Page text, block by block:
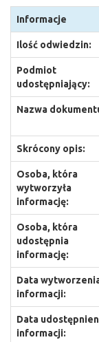
Informacje
Ilość odwiedzin:
Podmiot
udostępniający:
Nazwa
Skrócony opis:
Osoba, która
wytworzyła
informację:
Osoba, która
udostępnia
informację:
Data
informacji:
Data
informacji: